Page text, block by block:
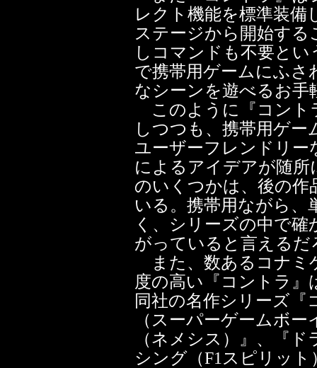
レクト機能を標準装備
ステージから開始す
しコマンドも不要と
で携帯用ゲームにふさ
なシーンを遊べるお手
このように『コント
しつつも、携帯用ゲ
ユーザーフレンドリー
によるアイデアが随
のいくつかは、後の作
いる。携帯用ながら
く、シリーズの中で
がっていると言えるだ
また、数あるコナミ
度の高い『コントラ』
同社の名作シリーズ『
（スーパーゲームボ
（ネメシス）』、『
シング（F1スピリッ